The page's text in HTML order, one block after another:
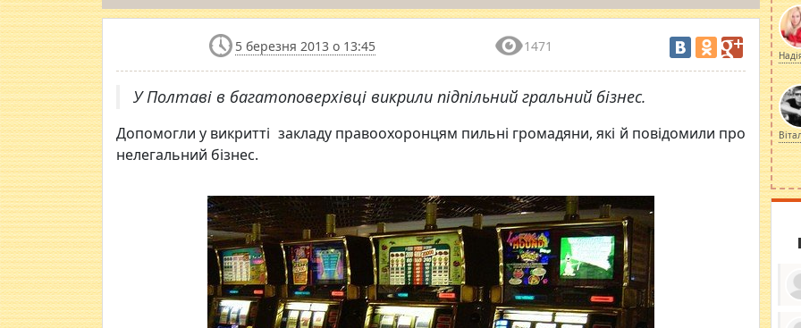
5 березня 2013 о 13:45 1471
У Полтаві в багатоповерхівці викрили підпільний гральний бізнес.
Допомогли у викритті закладу правоохоронцям пильні громадяни, які й повідомили про
нелегальний бізнес.